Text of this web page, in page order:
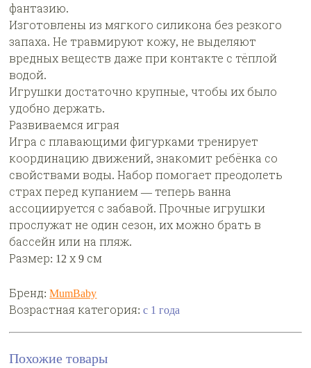
фантазию.
Изготовлены из мягкого силикона без резкого
запаха. Не травмируют кожу, не выделяют
вредных веществ даже при контакте с тёплой
водой.
Игрушки достаточно крупные, чтобы их было
удобно держать.
Развиваемся играя
Игра с плавающими фигурками тренирует
координацию движений, знакомит ребёнка со
свойствами воды. Набор помогает преодолеть
страх перед купанием — теперь ванна
ассоциируется с забавой. Прочные игрушки
прослужат не один сезон, их можно брать в
бассейн или на пляж.
Размер: 12 х 9 см
Бренд:MumBaby
Возрастная категория:с 1 года
Похожие товары